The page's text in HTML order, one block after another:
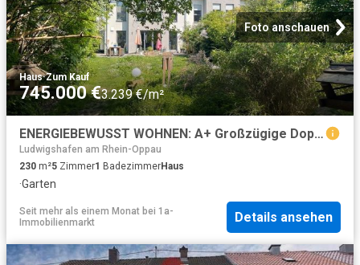
Foto anschauen
Haus·Zum Kauf
745.000 €3.239 €/m²
ENERGIEBEWUSST WOHNEN: A+ Großzügige Doppelhaushälfte in Ludwigsh
Ludwigshafen am Rhein-Oppau
230 m²5 Zimmer1 BadezimmerHaus
·Garten
Seit mehr als einem Monat bei 1a-
Immobilienmarkt
Details ansehen